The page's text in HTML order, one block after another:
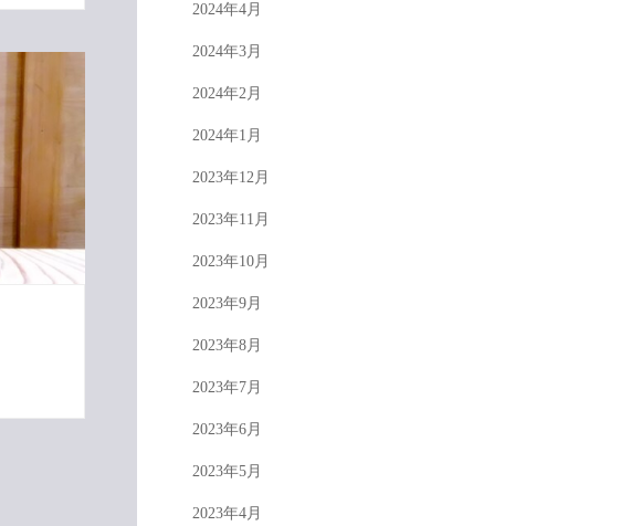
2024年4月
2024年3月
2024年2月
2024年1月
2023年12月
2023年11月
2023年10月
2023年9月
2023年8月
2023年7月
2023年6月
2023年5月
2023年4月